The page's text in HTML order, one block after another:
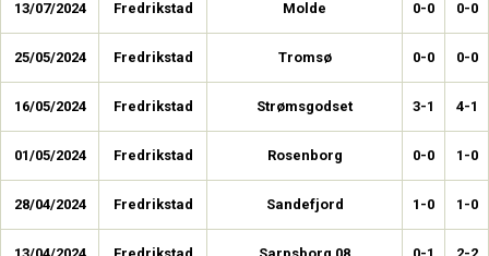
13/07/2024 Fredrikstad Molde 0-0 0-0
25/05/2024 Fredrikstad Tromsø 0-0 0-0
16/05/2024 Fredrikstad Strømsgodset 3-1 4-1
01/05/2024 Fredrikstad Rosenborg 0-0 1-0
28/04/2024 Fredrikstad Sandefjord 1-0 1-0